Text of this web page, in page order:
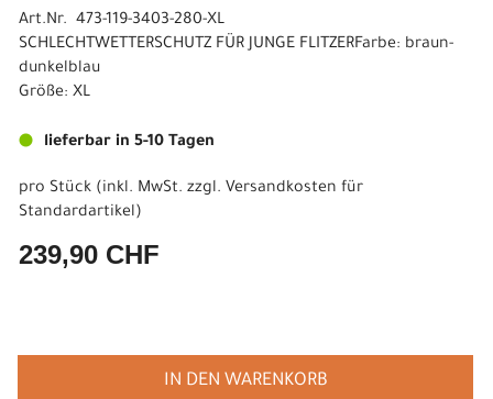
Art.Nr. 473-119-3403-280-XL
SCHLECHTWETTERSCHUTZ FÜR JUNGE FLITZERFarbe: braun-
dunkelblau
Größe: XL
lieferbar in 5-10 Tagen
pro Stück (inkl. MwSt. zzgl. Versandkosten für
Standardartikel)
239,90 CHF
IN DEN WARENKORB